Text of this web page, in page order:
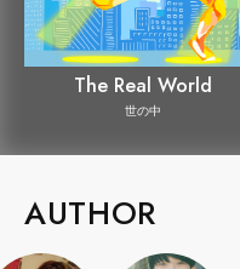
The Real World
世の中
AUTHOR